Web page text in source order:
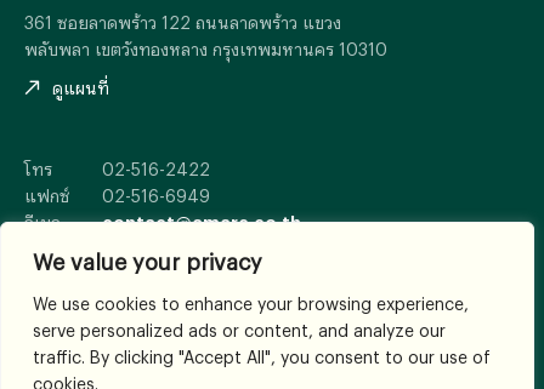
We value your privacy
We use cookies to enhance your browsing experience,
serve personalized ads or content, and analyze our
traffic. By clicking "Accept All", you consent to our use of
cookies.
361 ซอยลาดพร้าว 122 ถนนลาดพร้าว แขวง
พลับพลา เขตวังทองหลาง กรุงเทพมหานคร 10310
ดูแผนที่
โทร
02-516-2422
แฟกซ์
02-516-6949
อีเมล
contact@amarc.co.th
© 2026
All Rights Reserved.
เงื่อนไขและข้อตกลง